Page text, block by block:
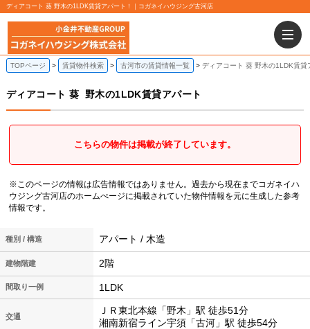
ディアコート 葵 野木の1LDK賃貸アパート！｜コガネイハウジング古河店
TOPページ 賃貸物件検索 古河市の賃貸情報一覧 ディアコート 葵 野木の1LDK賃貸
ディアコート 葵 野木の1LDK賃貸アパート
こちらの物件は掲載が終了しています。
※このページの情報は広告情報ではありません。過去から現在までコガネイハ
ウジング古河店のホームぺージに掲載されていた物件情報を元に生成した参考
情報です。
種別 / 構造 アパート / 木造
建物階建 2階
間取り一例 1LDK
交通
ＪＲ東北本線「野木」駅 徒歩51分
湘南新宿ライン宇須「古河」駅 徒歩54分